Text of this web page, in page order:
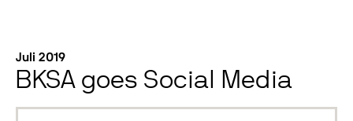
Juli 2019
BKSA goes Social Media